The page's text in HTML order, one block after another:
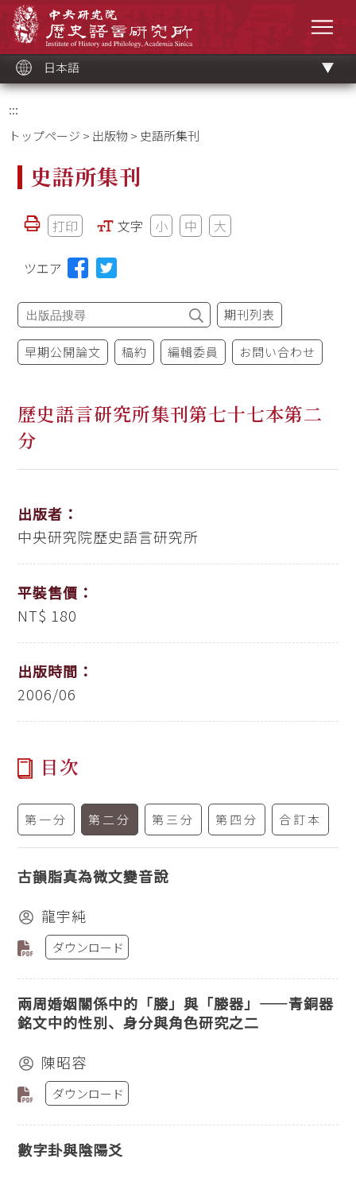
ッ
ク
日本語
:::
トップページ > 出版物 > 史語所集刊
史語所集刊
打印 文字 小 中 大
ツエア
期刊列表
早期公開論文 稿約 編輯委員 お問い合わせ
歷史語言研究所集刊第七十七本第二
分
出版者：
中央研究院歷史語言研究所
平裝售價：
NT$ 180
出版時間：
2006/06
目次
第一分 第二分 第三分 第四分 合訂本
古韻脂真為微文變音說
龍宇純
ダウンロード
兩周婚姻關係中的「媵」與「媵器」——青銅器
銘文中的性別、身分與角色研究之二
陳昭容
ダウンロード
數字卦與陰陽爻